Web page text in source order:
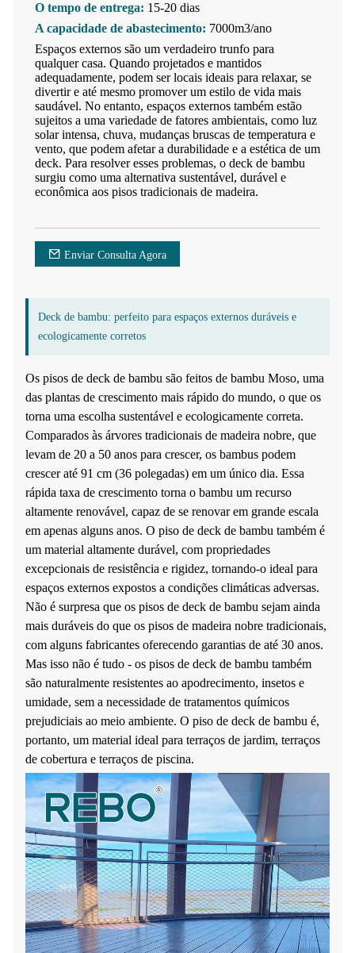
O tempo de entrega: 15-20 dias
A capacidade de abastecimento: 7000m3/ano
Espaços externos são um verdadeiro trunfo para
qualquer casa. Quando projetados e mantidos
adequadamente, podem ser locais ideais para relaxar, se
divertir e até mesmo promover um estilo de vida mais
saudável. No entanto, espaços externos também estão
sujeitos a uma variedade de fatores ambientais, como luz
solar intensa, chuva, mudanças bruscas de temperatura e
vento, que podem afetar a durabilidade e a estética de um
deck. Para resolver esses problemas, o deck de bambu
surgiu como uma alternativa sustentável, durável e
econômica aos pisos tradicionais de madeira.
Enviar Consulta Agora
Deck de bambu: perfeito para espaços externos duráveis ​​e
ecologicamente corretos
Os pisos de deck de bambu são feitos de bambu Moso, uma
das plantas de crescimento mais rápido do mundo, o que os
torna uma escolha sustentável e ecologicamente correta.
Comparados às árvores tradicionais de madeira nobre, que
levam de 20 a 50 anos para crescer, os bambus podem
crescer até 91 cm (36 polegadas) em um único dia. Essa
rápida taxa de crescimento torna o bambu um recurso
altamente renovável, capaz de se renovar em grande escala
em apenas alguns anos. O piso de deck de bambu também é
um material altamente durável, com propriedades
excepcionais de resistência e rigidez, tornando-o ideal para
espaços externos expostos a condições climáticas adversas.
Não é surpresa que os pisos de deck de bambu sejam ainda
mais duráveis ​​do que os pisos de madeira nobre tradicionais,
com alguns fabricantes oferecendo garantias de até 30 anos.
Mas isso não é tudo - os pisos de deck de bambu também
são naturalmente resistentes ao apodrecimento, insetos e
umidade, sem a necessidade de tratamentos químicos
prejudiciais ao meio ambiente. O piso de deck de bambu é,
portanto, um material ideal para terraços de jardim, terraços
de cobertura e terraços de piscina.